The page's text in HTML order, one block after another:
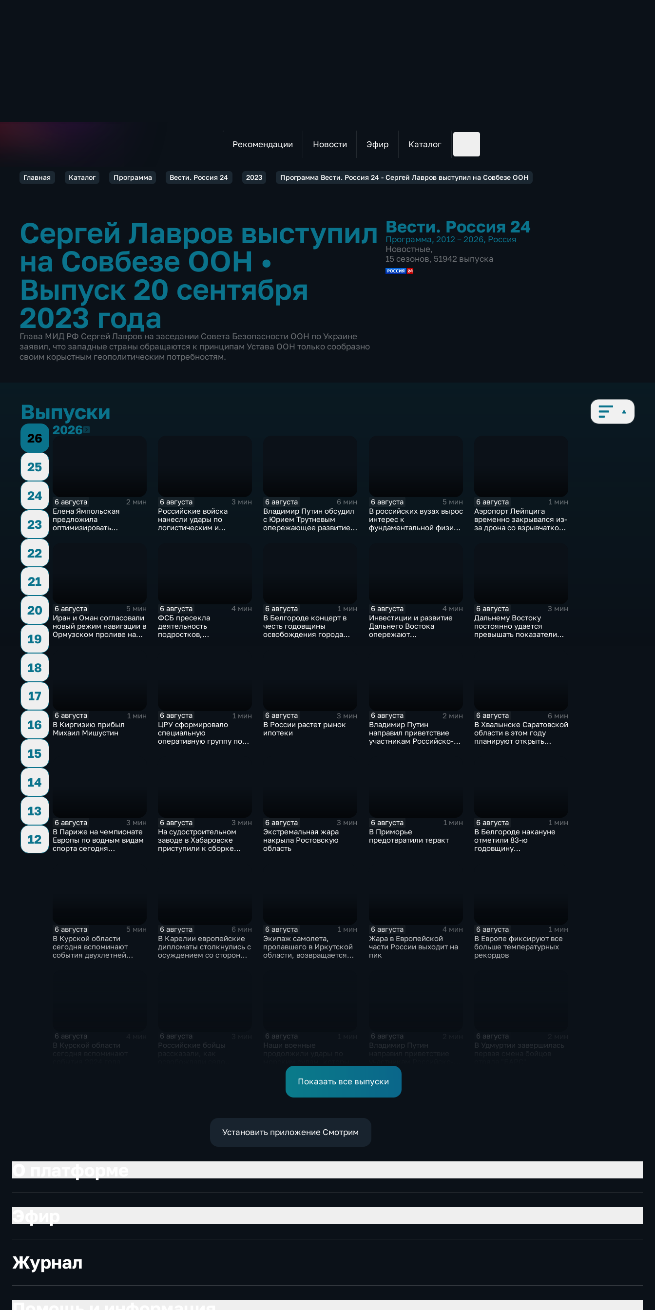
Рекомендации Новости Эфир Каталог
Главная Каталог Программа Вести. Россия 24 2023 Программа Вести. Россия 24 - Сергей Лавров выступил на Совбезе ООН
Сергей Лавров выступил
на Совбезе ООН •
Выпуск 20 сентября
2023 года
Глава МИД РФ Сергей Лавров на заседании Совета Безопасности ООН по Украине
заявил, что западные страны обращаются к принципам Устава ООН только сообразно
своим корыстным геополитическим потребностям.
Вести. Россия 24
Программа, 2012 – 2026, Россия
Новостные,
15 сезонов, 51942 выпуска
Выпуски
26
25
24
23
22
21
20
19
18
17
16
15
14
13
12
20262026
6 августа
2 мин
Елена Ямпольская
предложила
оптимизировать
6 августа
3 мин
Российские войска
нанесли удары по
логистическим и
6 августа
6 мин
Владимир Путин обсудил
с Юрием Трутневым
опережающее развитие
6 августа
5 мин
В российских вузах вырос
интерес к
фундаментальной физике
6 августа
1 мин
Аэропорт Лейпцига
временно закрывался из-
за дрона со взрывчаткой
6 августа
5 мин
Иран и Оман согласовали
новый режим навигации в
Ормузском проливе на
6 августа
4 мин
ФСБ пресекла
деятельность
подростков,
6 августа
1 мин
В Белгороде концерт в
честь годовщины
освобождения города
6 августа
4 мин
Инвестиции и развитие
Дальнего Востока
опережают
6 августа
3 мин
Дальнему Востоку
постоянно удается
превышать показатели
6 августа
1 мин
В Киргизию прибыл
Михаил Мишустин
6 августа
1 мин
ЦРУ сформировало
специальную
оперативную группу по
6 августа
3 мин
В России растет рынок
ипотеки
6 августа
2 мин
Владимир Путин
направил приветствие
участникам Российско-
6 августа
6 мин
В Хвалынске Саратовской
области в этом году
планируют открыть
6 августа
3 мин
В Париже на чемпионате
Европы по водным видам
спорта сегодня
6 августа
3 мин
На судостроительном
заводе в Хабаровске
приступили к сборке
6 августа
3 мин
Экстремальная жара
накрыла Ростовскую
область
6 августа
1 мин
В Приморье
предотвратили теракт
6 августа
1 мин
В Белгороде накануне
отметили 83-ю
годовщину
6 августа
5 мин
В Курской области
сегодня вспоминают
события двухлетней
6 августа
6 мин
В Карелии европейские
дипломаты столкнулись с
осуждением со стороны
6 августа
1 мин
Экипаж самолета,
пропавшего в Иркутской
области, возвращается
6 августа
4 мин
Жара в Европейской
части России выходит на
пик
6 августа
1 мин
В Европе фиксируют все
больше температурных
рекордов
6 августа
В Курской области
6 августа
Российские бойцы
6 августа
Наши военные
перевозят военные грузы
6 августа
Владимир Путин
киргизского
экономического форума
и Российско-киргизской
межрегиональной
6 августа
В Удмуртии завершилась
Показать все выпуски
Установить приложение Смотрим
Журнал